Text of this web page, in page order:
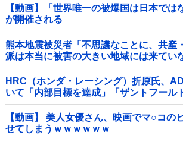
【動画】「世界唯一の被爆国は日本では
が開催される
熊本地震被災者「不思議なことに、共産
派は本当に被害の大きい地域には来てい
HRC（ホンダ・レーシング）折原氏、
いて「内部目標を達成」「ザントフール
【動画】 美人女優さん、映画でマ○コの
せてしまうｗｗｗｗｗｗ